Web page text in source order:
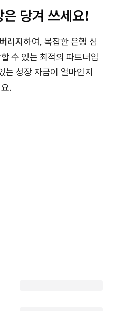
당겨 쓰세요!
리지하여, 복잡한 은행 심
할 수 있는 최적의 파트너입
는 성장 자금이 얼마인지
.